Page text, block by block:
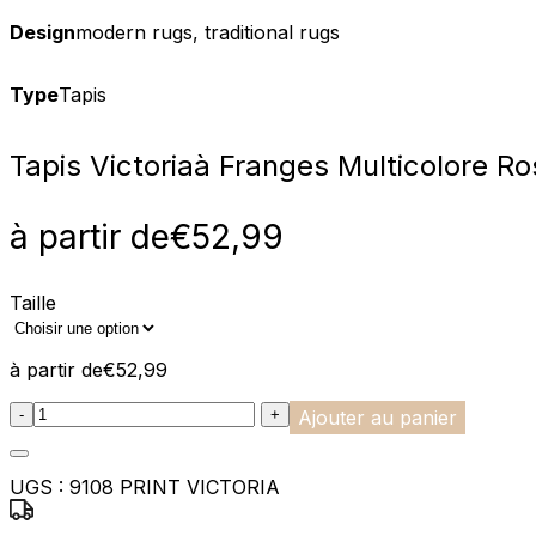
Designmodern rugs, traditional rugs
TypeTapis
Tapis Victoriaà Franges Multicolore
à partir de€52,99
Taille
à partir de€52,99
:product_name quantity
- + Ajouter au panier
UGS : 9108 PRINT VICTORIA